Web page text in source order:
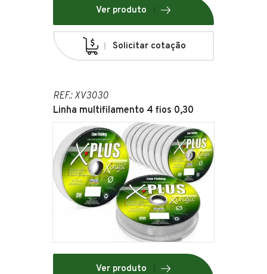
Ver produto
Solicitar cotação
REF.: XV3030
Linha multifilamento 4 fios 0,30
Ver produto